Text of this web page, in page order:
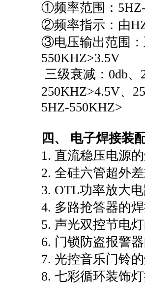
①频率范围：
②频率指示：由
③电压输出范围：
550KHZ>3.5V
三级衰减：0db
250KHZ>4.5V、
5HZ-550KHZ>
四、 电子焊接装
1. 直流稳压电源
2. 全硅六管超外
3. OTL功率放大
4. 多路抢答器的
5. 声光双控节电
6. 门锁防盗报警
7. 光控音乐门铃
8. 七彩循环装饰